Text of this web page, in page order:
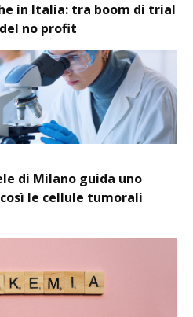
in Italia: tra boom di trial
no profit
di Milano guida uno
le cellule tumorali